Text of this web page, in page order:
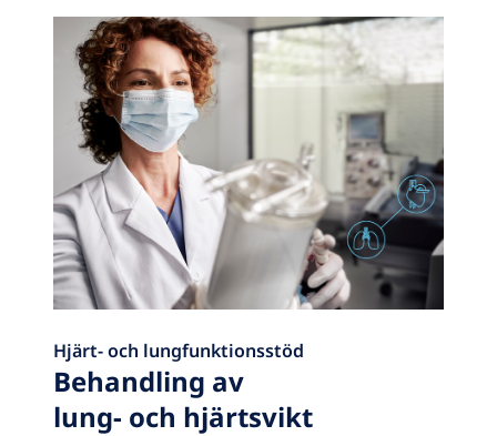
Hjärt- och lungfunktionsstöd
Behandling av
lung- och hjärtsvikt